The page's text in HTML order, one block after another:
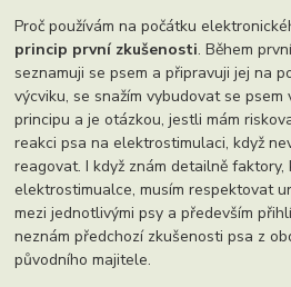
Proč používám na počátku
princip první zkušenosti. Během
seznamuji se psem a připravuji jej na
výcviku, se snažím vybudovat se
principu a je otázkou, jestli mám
reakci psa na elektrostimulaci, když
reagovat. I když znám detailně
elektrostimualce, musím respektovat
mezi jednotlivými psy a především
neznám předchozí zkušenosti psa z
původního majitele.